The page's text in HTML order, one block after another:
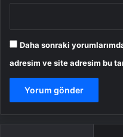
Daha sonraki
adresim ve site adresim bu